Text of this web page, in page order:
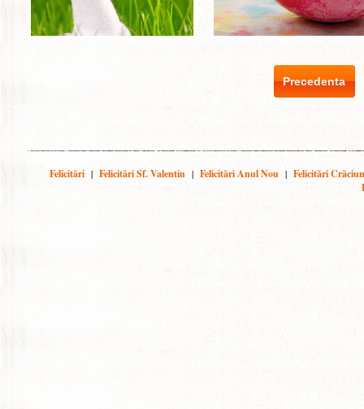
Precedenta
Felicitări | Felicitări Sf. Valentin | Felicitări Anul Nou | Felicitări